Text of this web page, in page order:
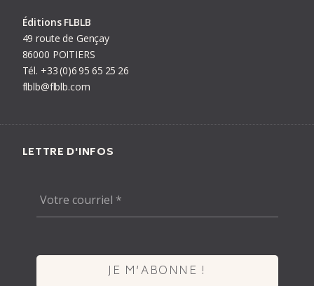
PRÉCÉDENT
Éditions FLBLB
49 route de Gençay
86000 POITIERS
Tél. +33(0)695 65 25 26
flblb@flblb.com
LETTRE D'INFOS